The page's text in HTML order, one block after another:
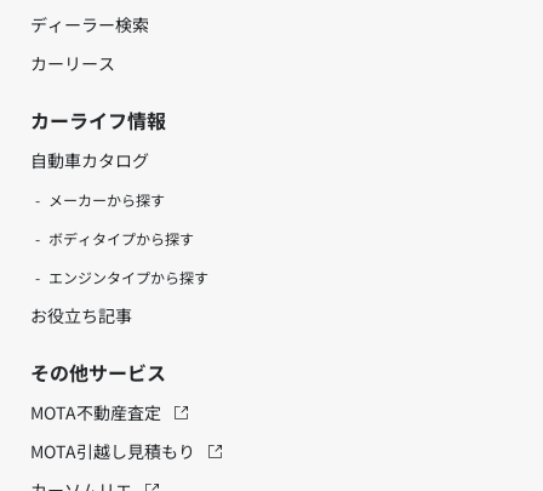
ディーラー検索
カーリース
カーライフ情報
自動車カタログ
メーカーから探す
ボディタイプから探す
エンジンタイプから探す
お役立ち記事
その他サービス
MOTA不動産査定
MOTA引越し見積もり